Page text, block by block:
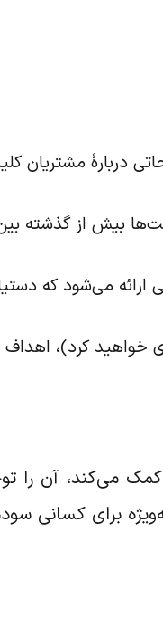
مشتریان
بیش از گذشته
می‌شود که
خواهید کرد)،
می‌کند، آن را
برای کسانی